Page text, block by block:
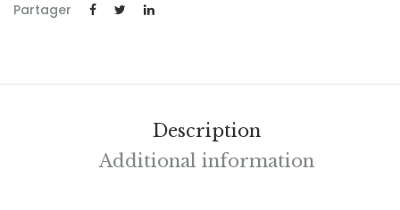
Partager
Description
Additional information